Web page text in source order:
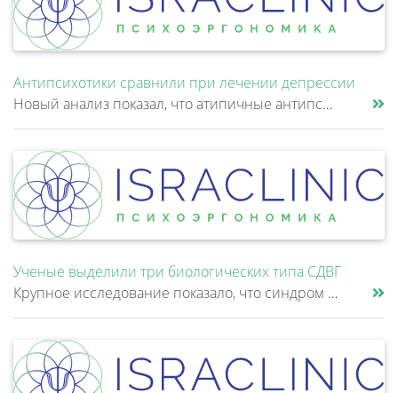
Антипсихотики сравнили при лечении депрессии
Новый анализ показал, что атипичные антипсихотики, которые иногда добавляют к антидепрессантам при большом депрессивном......
Ученые выделили три биологических типа СДВГ
Крупное исследование показало, что синдром дефицита внимания и гиперактивности (СДВГ) может включать не два, а три биоло......